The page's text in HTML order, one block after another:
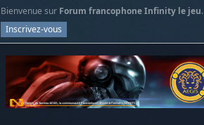
Bienvenue sur Forum francophone Infinity le jeu.
Inscrivez-vous